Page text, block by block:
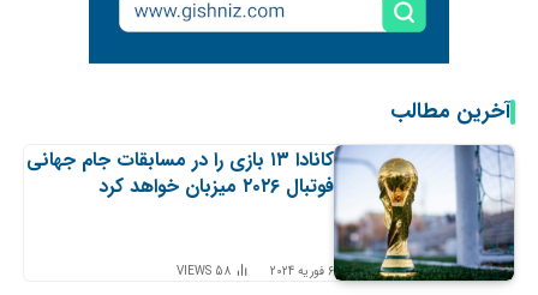
آخرین مطالب
کانادا ۱۳ بازی را در مسابقات جام جهانی
فوتبال ۲۰۲۶ میزبان خواهد کرد
6 فوریه 2024 58
VIEWS